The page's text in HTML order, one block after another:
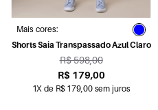
Mais cores:
Shorts Saia Transpassado Azul Claro
R$ 598,00
R$ 179,00
1X de R$ 179,00 sem juros